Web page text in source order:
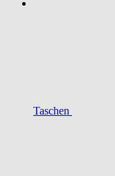
Taschen